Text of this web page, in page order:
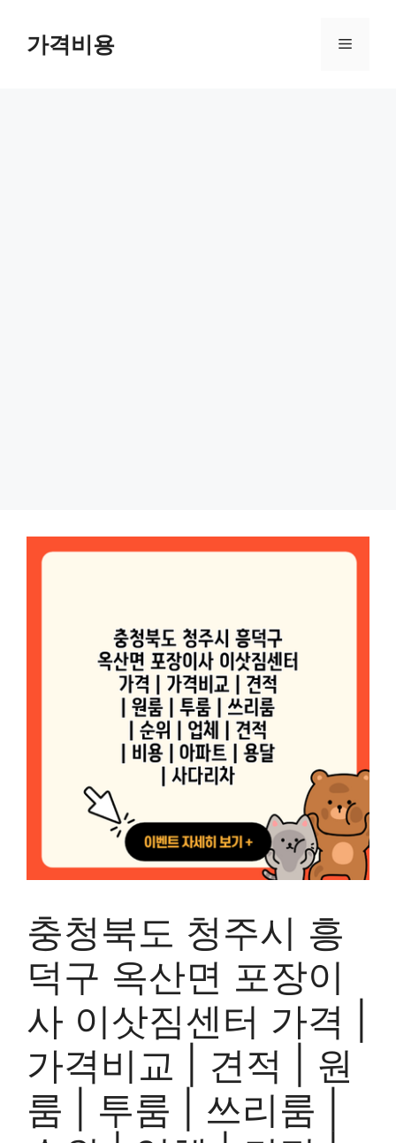
가격비용 메
충청북도 청주시 흥
덕구 옥산면 포장이
사 이삿짐센터 가격 |
가격비교 | 견적 | 원
룸 | 투룸 | 쓰리룸 |